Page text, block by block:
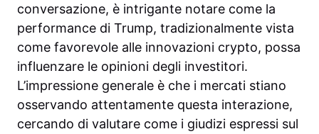
conversazione, è intrigante notare come la
performance di Trump, tradizionalmente vista
come favorevole alle innovazioni crypto, possa
influenzare le opinioni degli investitori.
L’impressione generale è che i mercati stiano
osservando attentamente questa interazione,
cercando di valutare come i giudizi espressi sul